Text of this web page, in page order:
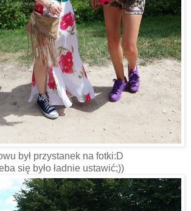
był przystanek na fotki:D
się było ładnie ustawić;))